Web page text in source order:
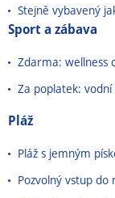
Stejně vybavený
Sport a zábava
Zdarma: wellness
Za poplatek:
Pláž
Pláž s jemným
Pozvolný vstup do